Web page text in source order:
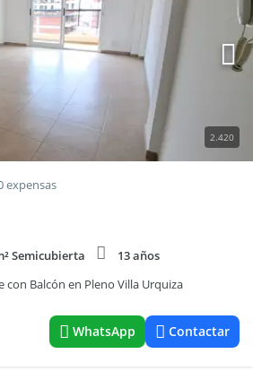
2.420
expensas
Semicubierta
13 años
Balcón en Pleno Villa Urquiza
WhatsApp Contactar